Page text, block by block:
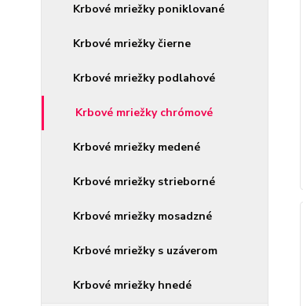
Krbové mriežky poniklované
Krbové mriežky čierne
Krbové mriežky podlahové
Krbové mriežky chrómové
Krbové mriežky medené
Krbové mriežky strieborné
Krbové mriežky mosadzné
Krbové mriežky s uzáverom
Krbové mriežky hnedé